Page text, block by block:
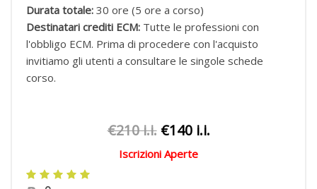
Durata totale: 30 ore (5 ore a corso)
Destinatari crediti ECM: Tutte le professioni con
l'obbligo ECM. Prima di procedere con l'acquisto
invitiamo gli utenti a consultare le singole schede
corso.
€210 i.i. €140 i.i.
Iscrizioni Aperte